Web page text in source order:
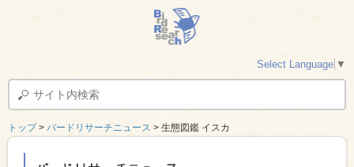
トップ> バードリサーチニュース > 生態図鑑 イスカ
Select Language ▼